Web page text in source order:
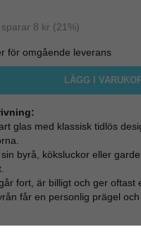
sparar 8 kr (21 %)
för omgående leverans
LÄGG I
glas med klassisk tidlös
byrå, köksluckor eller
fort, är billigt och ger oftast
får en personlig prägel